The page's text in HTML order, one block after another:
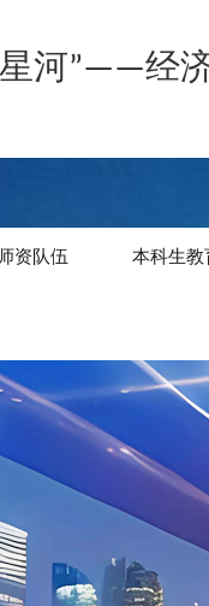
河”——经
资队伍 本科生教